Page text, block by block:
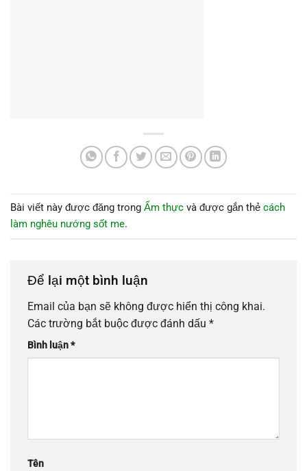
Bài viết này được đăng trong Ẩm thực và được gắn thẻ cách
làm nghêu nướng sốt me.
Để lại một bình luận
Email của bạn sẽ không được hiển thị công khai.
Các trường bắt buộc được đánh dấu *
Bình luận*
Tên